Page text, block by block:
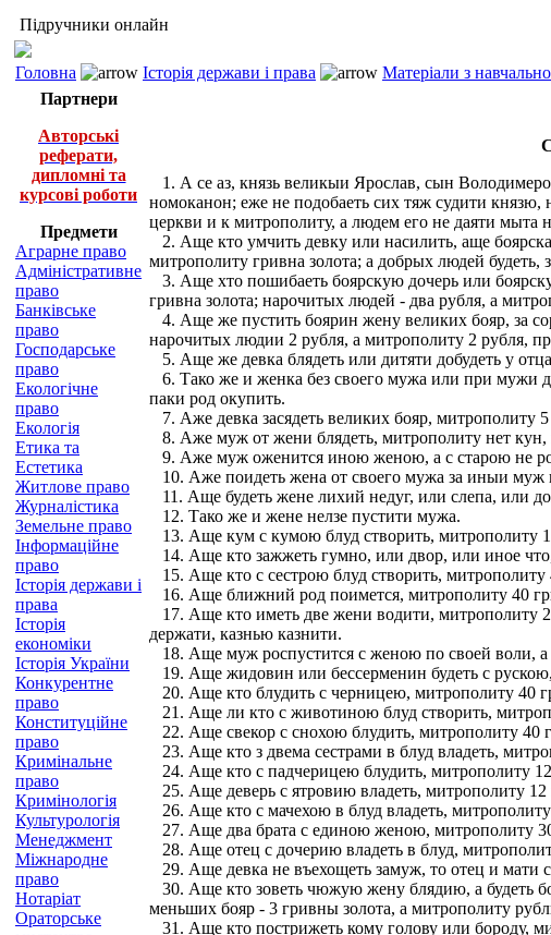
Підручники онлайн
Головна Історія держави і права Матеріали з
Партнери
Авторські
реферати,
дипломні та
курсові роботи
Предмети
Аграрне право
Адміністративне
право
Банківське
право
Господарське
право
Екологічне
право
Екологія
Етика та
Естетика
Житлове право
Журналістика
Земельне право
Інформаційне
право
Історія держави і
права
Історія
економіки
Історія України
Конкурентне
право
Конституційне
право
Кримінальне
право
Кримінологія
Культурологія
Менеджмент
Міжнародне
право
Нотаріат
Ораторське
1. А се аз, князь великыи Ярослав, сын
номоканон; еже не подобаеть сих тяж судити
церкви и к митрополиту, а людем его не даяти мыта
2. Аще кто умчить девку или насилить, аще
митрополиту гривна золота; а добрых людей
3. Аще хто пошибаеть боярскую дочерь или
гривна золота; нарочитых людей - два рубля, а
4. Аще же пустить боярин жену великих бояр, за
нарочитых людии 2 рубля, а митрополиту 2 рубля,
5. Аще же девка блядеть или дитяти добудеть у
6. Тако же и женка без своего мужа или при мужи
паки род окупить.
7. Аже девка засядеть великих бояр, митрополиту
8. Аже муж от жени блядеть, митрополиту нет кун,
9. Аже муж оженится иною женою, а с старою не
10. Аже поидеть жена от своего мужа за иныи муж
11. Аще будеть жене лихий недуг, или слепа, или
12. Тако же и жене нелзе пустити мужа.
13. Аще кум с кумою блуд створить, митрополиту
14. Аще кто зажжеть гумно, или двор, или иное
15. Аще кто с сестрою блуд створить, митрополиту
16. Аще ближний род поимется, митрополиту 40
17. Аще кто иметь две жени водити, митрополиту
держати, казнью казнити.
18. Аще муж роспустится с женою по своей воли, а
19. Аще жидовин или бессерменин будеть с
20. Аще кто блудить с черницею, митрополиту 40
21. Аще ли кто с животиною блуд створить,
22. Аще свекор с снохою блудить, митрополиту 40
23. Аще кто з двема сестрами в блуд владеть,
24. Аще кто с падчерицею блудить, митрополиту
25. Аще деверь с ятровию владеть, митрополиту 12
26. Аще кто с мачехою в блуд владеть,
27. Аще два брата с единою женою, митрополиту
28. Аще отец с дочерию владеть в блуд,
29. Аще девка не въехощеть замуж, то отец и мати
30. Аще кто зоветь чюжую жену блядию, а будеть
меньших бояр - 3 гривны золота, а митрополиту
31. Аще кто пострижеть кому голову или бороду,